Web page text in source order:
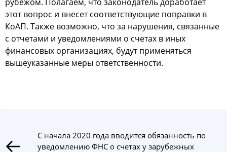
этот вопрос и внесет соответствующие поправки в
КоАП. Также возможно, что за нарушения, связанные
с отчетами и уведомлениями о счетах в иных
финансовых организациях, будут применяться
вышеуказанные меры ответственности.
С начала 2020 года вводится обязанность по
уведомлению ФНС о счетах у зарубежных